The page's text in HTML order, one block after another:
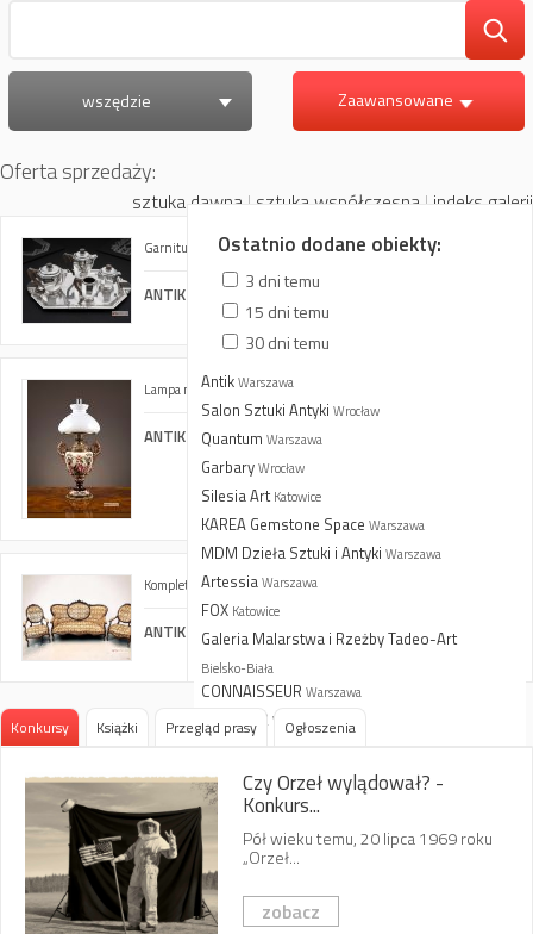
wszędzie Zaawansowane
Oferta sprzedaży:
sztuka dawna | sztuka współczesna | indeks galerii
Garnitur do kawy i herbaty
ANTIK BAZAR. Meble Antyczne. E. i S. Wojtachnio
Lampa naftowa
ANTIK BAZAR. Meble Antyczne. E. i S. Wojtachnio
Komplet mebli salonowych w stylu Louis-Philippe
ANTIK BAZAR. Meble Antyczne. E. i S. Wojtachnio
Ostatnio dodane obiekty:
3 dni temu
15 dni temu
30 dni temu
Antik Warszawa
Salon Sztuki Antyki Wrocław
Quantum Warszawa
Garbary Wrocław
Silesia Art Katowice
KAREA Gemstone Space Warszawa
MDM Dzieła Sztuki i Antyki Warszawa
Artessia Warszawa
FOX Katowice
Galeria Malarstwa i Rzeżby Tadeo-Art
Bielsko-Biała
CONNAISSEUR Warszawa
Galeria 32 Warszawa
Tabot Rzeszów
Art DecorumKraków
Grodzka Płock
Arlo Warszawa
artofpoland.pl
ConnaisseurKraków
Konkursy Książki Przegląd prasy Ogłoszenia
Czy Orzeł wylądował? -
Konkurs...
Pół wieku temu, 20 lipca 1969 roku
„Orzeł...
zobacz